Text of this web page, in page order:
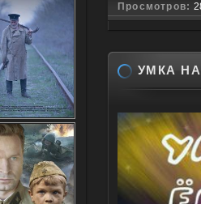
Просмотров:
УМКА НА